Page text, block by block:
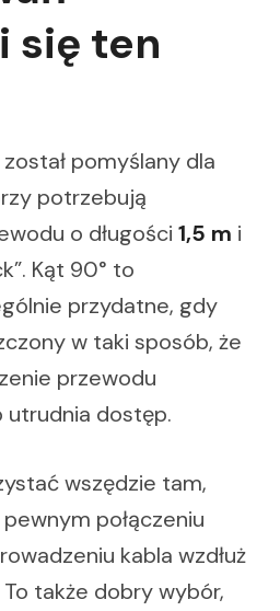
się ten
pomyślany dla
potrzebują
o długości 1,5 m i
Kąt 90° to
przydatne, gdy
w taki sposób, że
przewodu
utrudnia dostęp.
wszędzie tam,
połączeniu
kabla wzdłuż
także dobry wybór,